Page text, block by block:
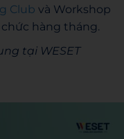
Club và Workshop
hàng tháng.
tại WESET